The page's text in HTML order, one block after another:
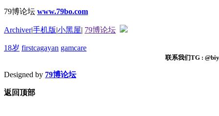
79博论坛 www.79bo.com
Archiver|手机版|小黑屋| 79博论坛
18岁 firstcagayan gamcare
联系我们TG :
Designed by 79博论坛
返回顶部